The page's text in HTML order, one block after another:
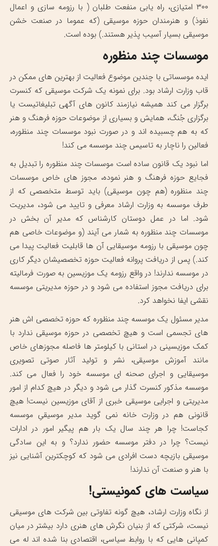
۳۰۰ امتیازی، راه یابی منفعت طلبان ( با رزومه سازی و اعمال
نفوذ) و هنرمندان حوزه موسیقی (که عموما در صنعت خشن
موسیقی بسیار آسیب پذیر هستند.) بوده است.
موسسات چند منظوره
ایده موسساتی با چندین موضوع فعالیت از بهترین های ممکن در
قاب وزارت ارشاد بود. برای نمونه یک شرکت موسیقی که کنسرت
برگزار می کند همیشه نیازمند کانون های آگهی تبلیغاتیست یا
برگزاری جُنگ، همایش و بسیاری از موضوعات حوزه فرهنگ و هنر
که به هم چسبیده اند و در صورت نبود موسسات چند منظوره،
فعالین را ناچار به تاسیس چند موسسه می کند!
اما نبود یک قانون ساده است موسسات چند منظوره را تبدیل به
فجایع حوزه فرهنگ و هنر نموده، مجوز های خاص موسسات
چند منظوره (هم چون موسیقی) باید توسط متخصصی که از
طرف موسسه به وزارت ارشاد معرفی و تایید می شود، مدیریت
شود. اما در عمل دوستان کارشناس که مدیر آن بخش در
موسسات چند منظوره به شمار می آیند (و موضوعات خاصی هم
چون موسیقی با رزومه موسیقایی آن ها قابلیت فعالیت پیدا می
کند.) پس از دریافت پروانه فعالیت حوزه تخصصیشان دیگر کاری
در موسسه ندارند! در واقع رزومه یک موزیسین به صورت فرمالیته
برای دریافت مجوز استفاده می شود و در حوزه مدیریتی موسسه
نقشی ایفا نخواهد کرد.
مدیر مسئول یک موسسه چند منظوره که حوزه تخصصی اش هنر
های تجسمی است و هیچ تخصصی در حوزه موسیقی ندارد با
کمک موزیسینی در استانی با کیلومتر ها فاصله مجوزهای خاص
مانند آموزش موسیقی، نشر و تولید آثار صوتی تصویری
موسیقایی و اجرای صحنه ای موسسه خود را فعال می کند.
موسسه مذکور کنسرت گذار می شود و دیگر در هیچ کدام از امور
مدیریتی و اجرایی موسیقی خبری از آقای موزیسین نیست! هیچ
قانونی هم در وزارت خانه نمی گوید مدیر موسیقیِ موسسه
کجاست! چرا هر چند سال یک بار هم پیگیر امور در ادارات
نیست؟ چرا در دفتر موسسه حضور ندارد؟ و به این سادگی
موسیقی بازیچه دست افرادی می شود که کوچکترین آشنایی نیز
با هنر و صنعت آن ندارند!
سیاست های کمونیستی!
از نگاه وزارت ارشاد، هیچ گونه تفاوتی بین شرکت های موسیقی
نیست، شرکتی که از بنیان نگرش های هنری دارد بیشتر در میان
کمپانی هایی که با روابط سیاسی، اقتصادی بنا شده اند له می